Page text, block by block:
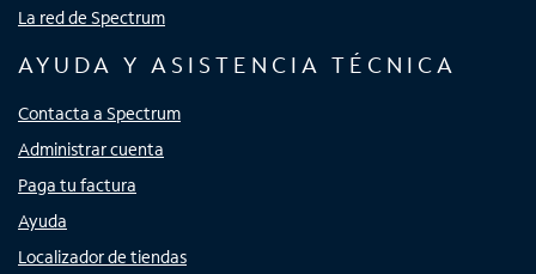
La red de Spectrum
AYUDA Y ASISTENCIA TÉCNICA
Contacta a Spectrum
Administrar cuenta
Paga tu factura
Ayuda
Localizador de tiendas